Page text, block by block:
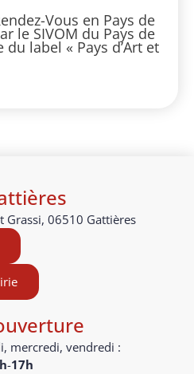
Vous en Pays de
le SIVOM du Pays de
label « Pays d’Art et
Grassi, 06510 Gattières
mercredi, vendredi :
-17h